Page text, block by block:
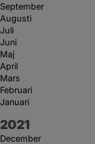
September
Augusti
Juli
Juni
Maj
April
Mars
Februari
Januari
År:
2021
December